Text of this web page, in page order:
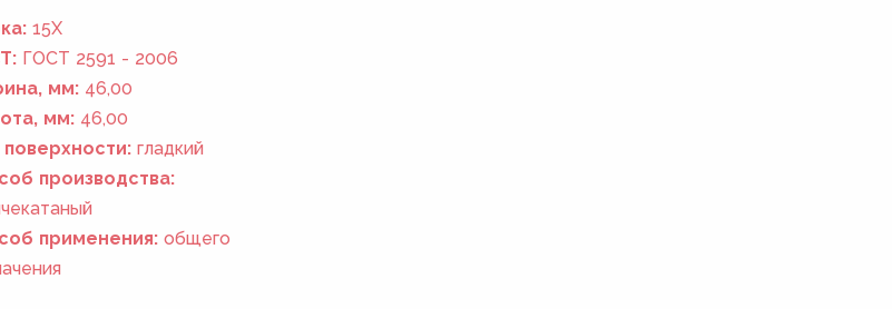
15Х
ГОСТ 2591 - 2006
мм: 46,00
мм: 46,00
гладкий
производства:
применения: общего